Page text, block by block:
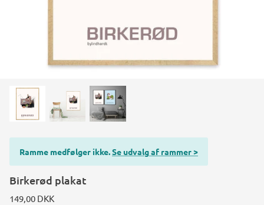
Ramme medfølger ikke.Se udvalg af rammer >
Birkerød plakat
149,00 DKK